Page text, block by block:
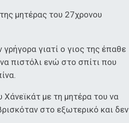
μητέρας του 27χρονου
γιατί ο γιος της έπαθε
πιστόλι ενώ στο σπίτι που
με τη μητέρα του να
στο εξωτερικό και δεν